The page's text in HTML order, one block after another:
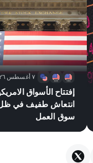
٧ أغسطس ٢٠٢٦, ١٨:٢٥
إفتتاح الأسواق
انتعاش طفيف في
سوق العمل